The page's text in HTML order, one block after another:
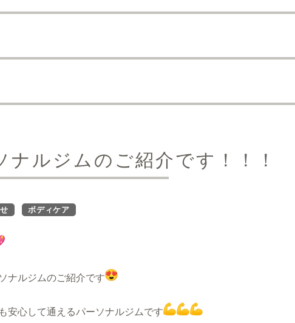
ナルジムのご紹介です！！！
ボディケア
ナルジムのご紹介です
安心して通えるパーソナルジムです